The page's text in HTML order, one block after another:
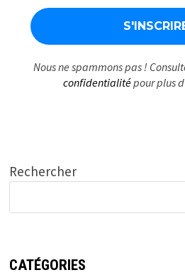
Nous ne spammons pas !
confidentialitépour plus
Rechercher
CATÉGORIES